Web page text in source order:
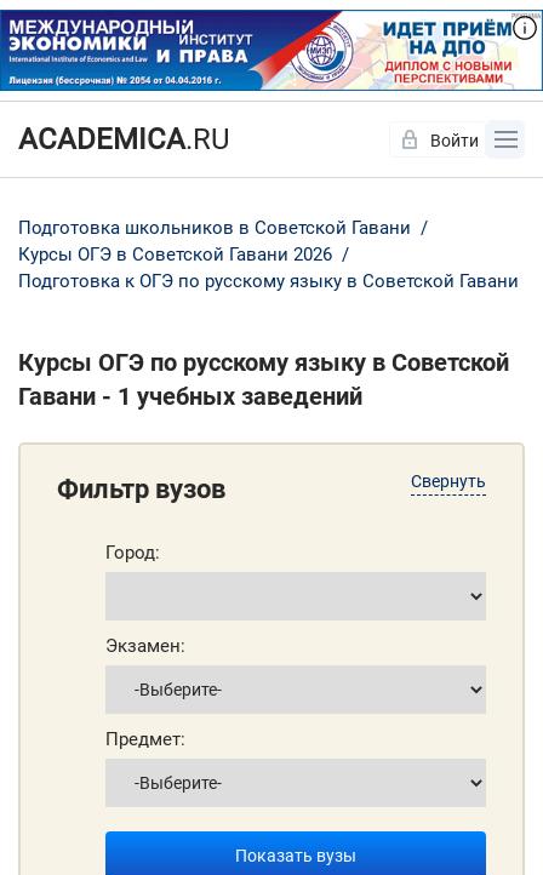
ACADEMICA.RU Войти
Подготовка школьников в Советской Гавани
Курсы ОГЭ в Советской Гавани 2026
Подготовка к ОГЭ по русскому языку в Советской Гавани
Курсы ОГЭ по русскому языку в Советской
Гавани - 1 учебных заведений
Свернуть
Фильтр вузов
Город:
Экзамен:
Предмет:
Показать вузы
Да Нет